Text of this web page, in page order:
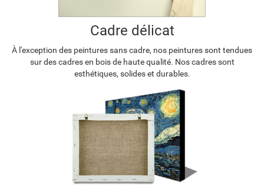
Cadre délicat
À l'exception des peintures sans cadre, nos peintures sont tendues
sur des cadres en bois de haute qualité. Nos cadres sont
esthétiques, solides et durables.